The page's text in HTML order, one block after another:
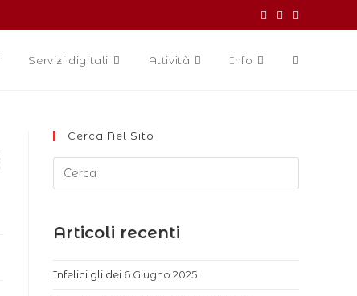
Servizi digitali Attività Info
Cerca Nel Sito
Articoli recenti
Infelici gli dei 6 Giugno 2025